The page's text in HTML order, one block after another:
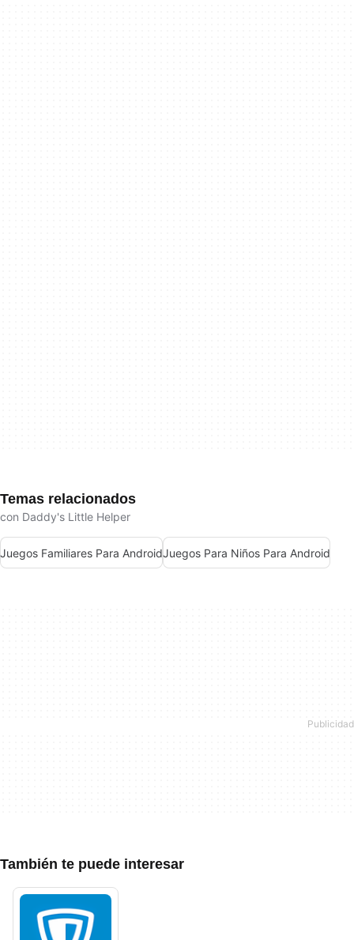
Temas relacionados
con Daddy's Little Helper
Juegos Familiares Para AndroidJuegos Para Niños Para Android
También te puede interesar